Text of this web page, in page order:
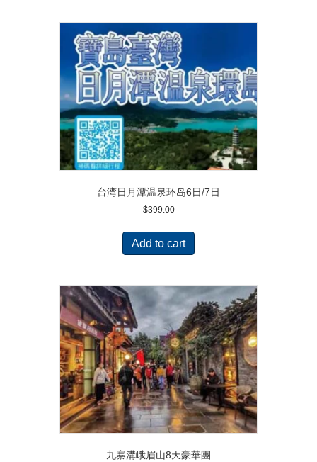
台湾日月潭温泉环岛6日/7日
$399.00
Add to cart
九寨溝峨眉山8天豪華團